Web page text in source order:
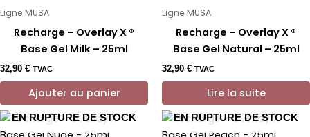
Ligne MUSA
Recharge – Overlay X ®
Base Gel Milk – 25ml
32,90 € TVAC
Ajouter au panier
Ligne MUSA
Recharge – Overlay X ®
Base Gel Natural – 25ml
32,90 € TVAC
Lire la suite
EN RUPTURE DE STOCK EN RUPTURE DE STOCK